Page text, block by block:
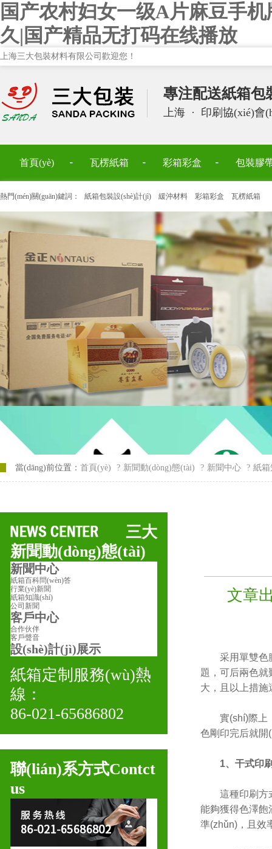
国产农村妇女一级A片麻豆手
久|国产精品无打码在线播放
上海三大包裝材料有限公司歡迎您！
專注配送紙箱包
上海 · 印刷協(xié)會
首頁(yè) 瓦楞紙箱 彩箱彩盒 包裝膠
熱門(mén)關(guān)鍵詞： 紙箱包裝設(shè)計(jì) 緩沖材料 彩箱彩盒 瓦楞紙箱
當(dāng)前位置： 首頁(yè) ? 新聞動(dòng)態(tài) ? 新聞中心 ? 紙箱
三大
新聞動(dòng)態(tài)
新聞中心
紙箱百科問(wèn)答
行業(yè)新聞
紙箱知識(shí)
公司新聞
客戶中心
合作伙伴
客戶聲音
設(shè)計(jì)展示
紙箱定制服務(wù)熱
線：
86-021-65686802
聯(lián)系方式Contct
us
文章
采用單雙色
題，可后兩色就
大，且以上措施
實(shí)際上
色剛印完后就開
1、干式印
這種印刷方
能夠獲得色澤飽
準(zhǔn)，且效